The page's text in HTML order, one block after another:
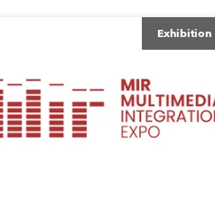
Exhibition